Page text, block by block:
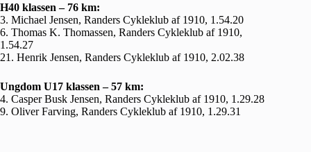
H40 klassen – 76 km:
3. Michael Jensen, Randers Cykleklub af 1910, 1.54.20
6. Thomas K. Thomassen, Randers Cykleklub af 1910,
1.54.27
21. Henrik Jensen, Randers Cykleklub af 1910, 2.02.38
Ungdom U17 klassen – 57 km:
4. Casper Busk Jensen, Randers Cykleklub af 1910, 1.29.28
9. Oliver Farving, Randers Cykleklub af 1910, 1.29.31